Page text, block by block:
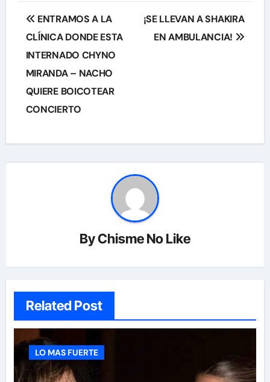
Navegación
de
entradas
ENTRAMOS A LA
CLÍNICA DONDE ESTA
INTERNADO CHYNO
MIRANDA – NACHO
QUIERE BOICOTEAR
CONCIERTO
¡SE LLEVAN A SHAKIRA
EN AMBULANCIA!
ByChisme No Like
Related Post
LO MAS FUERTE